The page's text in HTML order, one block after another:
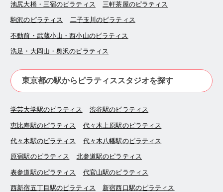
池尻大橋・三宿のピラティス 三軒茶屋のピラティス
駒沢のピラティス 二子玉川のピラティス
不動前・武蔵小山・西小山のピラティス
洗足・大岡山・奥沢のピラティス
東京都の駅からピラティススタジオを探す
学芸大学駅のピラティス 渋谷駅のピラティス
恵比寿駅のピラティス 代々木上原駅のピラティス
代々木駅のピラティス 代々木八幡駅のピラティス
原宿駅のピラティス 北参道駅のピラティス
表参道駅のピラティス 代官山駅のピラティス
西新宿五丁目駅のピラティス 新宿西口駅のピラティス